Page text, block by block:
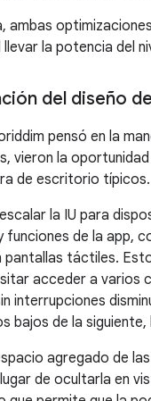
ambas
la potencia del
del diseño
pensó en la
vieron la
de escritorio típicos.
la IU para
funciones de la app,
táctiles.
acceder a
interrupciones
bajos de la
agregado de
de ocultarla en